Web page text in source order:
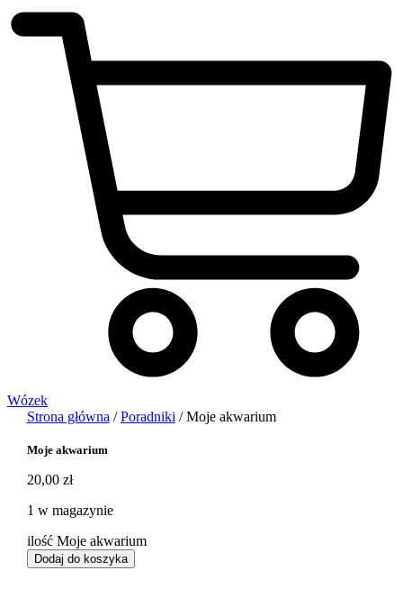
Wózek
Strona główna /Poradniki / Moje akwarium
Moje akwarium
20,00 zł
1 w magazynie
ilość Moje akwarium
Dodaj do koszyka